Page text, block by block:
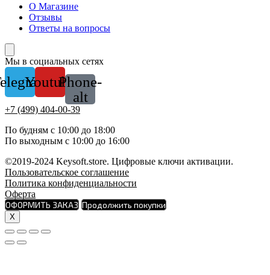
О Магазине
Отзывы
Ответы на вопросы
Мы в социальных сетях
YoutubePhone-
alt
+7 (499) 404-00-39
По будням с 10:00 до 18:00
По выходным с 10:00 до 16:00
©2019-2024 Keysoft.store. Цифровые ключи активации.
Пользовательское соглашение
Политика конфиденциальности
Оферта
ОФОРМИТЬ ЗАКАЗ Продолжить покупки
X